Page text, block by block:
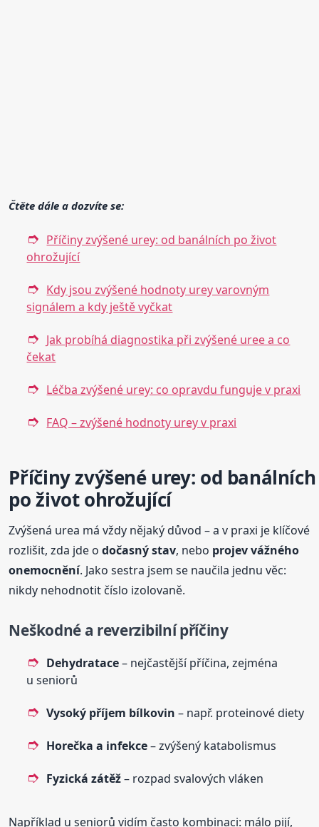
Čtěte dále a dozvíte se:
Příčiny zvýšené urey: od banálních po život
ohrožující
Kdy jsou zvýšené hodnoty urey varovným
signálem a kdy ještě vyčkat
Jak probíhá diagnostika při zvýšené uree a co
čekat
Léčba zvýšené urey: co opravdu funguje v praxi
FAQ – zvýšené hodnoty urey v praxi
Příčiny zvýšené urey: od banálních
po život ohrožující
Zvýšená urea má vždy nějaký důvod – a v praxi je klíčové
rozlišit, zda jde odočasný stav, nebo projev vážného
onemocnění. Jako sestra jsem se naučila jednu věc:
nikdy nehodnotit číslo izolovaně.
Neškodné a reverzibilní příčiny
Dehydratace– nejčastější příčina, zejména
u seniorů
Vysoký příjem bílkovin – např. proteinové diety
Horečka a infekce– zvýšený katabolismus
Fyzická zátěž– rozpad svalových vláken
Například u seniorů vidím často kombinaci: málo pijí,